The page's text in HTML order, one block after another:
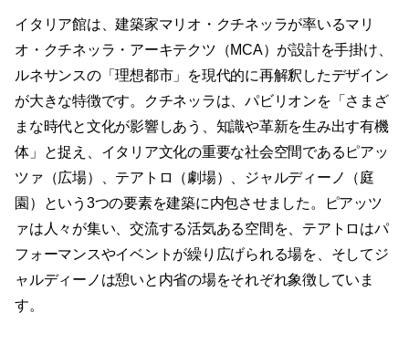
イタリア館は、建築家マリオ・クチネッラが率いるマリ
オ・クチネッラ・アーキテクツ（MCA）が設計を手掛け、
ルネサンスの「理想都市」を現代的に再解釈したデザイン
が大きな特徴です。クチネッラは、パビリオンを「さまざ
まな時代と文化が影響しあう、知識や革新を生み出す有機
体」と捉え、イタリア文化の重要な社会空間であるピアッ
ツァ（広場）、テアトロ（劇場）、ジャルディーノ（庭
園）という3つの要素を建築に内包させました。ピアッツ
ァは人々が集い、交流する活気ある空間を、テアトロはパ
フォーマンスやイベントが繰り広げられる場を、そしてジ
ャルディーノは憩いと内省の場をそれぞれ象徴していま
す。